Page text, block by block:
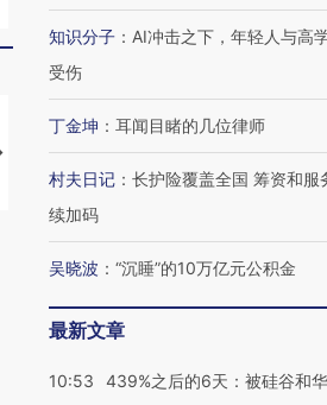
心“花钱找虐”？
毒品
【推广】走进第四届链博
会，让数智科技“链”接产
【特别呈现】寻找
知识分子 ： AI冲击之下，年轻人与高
受伤
丁金坤 ： 耳闻目睹的几位律师
村夫日记 ： 长护险覆盖全国 筹资和服
续加码
吴晓波 ： “沉睡”的10万亿元公积金
最新文章
10:53
439%之后的6天：被硅谷和